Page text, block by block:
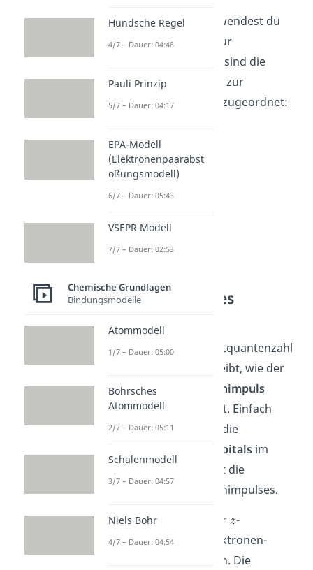
Statt den Zahlen verwendest du
häufig Buchstaben zur
Beschreibung. Dabei sind die
Buchstaben wie folgt zur
Nebenquantenzahl
zugeordnet:
mit
mit
mit
usw.
Magnetische
Quantenzahl des
Sie wird auch Magnetquantenzahl
genannt und beschreibt, wie der
Elektronen-Bahndrehimpuls
räumlich orientiert ist. Einfach
gesagt bestimmt sie die
Orientierung des Orbitalsim
Raum und beschreibt die
Ausrichtung des Drehimpulses.
Sie gibt die Größe der -
Komponente des Elektronen-
Bahndrehimpulses an. Die
Hundsche Regel
4/7 – Dauer: 04:48
Pauli Prinzip
5/7 – Dauer: 04:17
EPA-Modell
(Elektronenpaarabst
oßungsmodell)
6/7 – Dauer: 05:43
VSEPR Modell
7/7 – Dauer: 02:53
Chemische Grundlagen
Bindungsmodelle
Atommodell
1/7 – Dauer: 05:00
Bohrsches
Atommodell
2/7 – Dauer: 05:11
Schalenmodell
3/7 – Dauer: 04:57
Niels Bohr
4/7 – Dauer: 04:54